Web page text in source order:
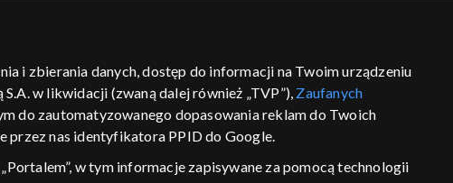
informacje o dostawcy usług
i zbierania danych, dostęp do informacji na Twoim urządzeniu
w likwidacji (zwaną dalej również „TVP”), Zaufanych
do zautomatyzowanego dopasowania reklam do Twoich
przez nas identyfikatora PPID do Google.
w tym informacje zapisywane za pomocą technologii